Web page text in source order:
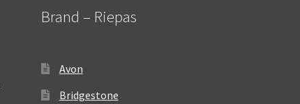
Brand – Riepas
Avon
Bridgestone